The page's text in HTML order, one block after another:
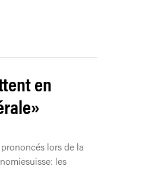
en
lors de la
les